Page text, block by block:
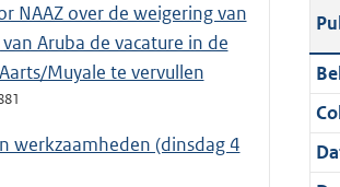
NAAZ over de weigering van
Aruba de vacature in de
Muyale te vervullen
werkzaamheden (dinsdag 4